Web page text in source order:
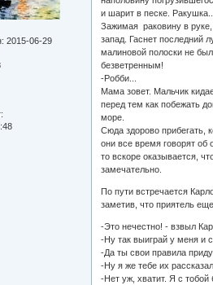
: 2015-06-29
и шарит в песке.
Зажимая раковину в
запад. Гаснет последний
малиновой полоски не
безветренным!
-Робби...
Мама зовет. Мальчик
перед тем как побежать
море.
Сюда здорово прибегать,
они все время говорят
то вскоре оказывается,
замечательно.
По пути встречается
заметив, что приятель
-Это нечестно! - взвыл
-Ну так выиграй у меня и
-Да ты свои правила
-Ну я же тебе их
-Нет уж, хватит. Я с